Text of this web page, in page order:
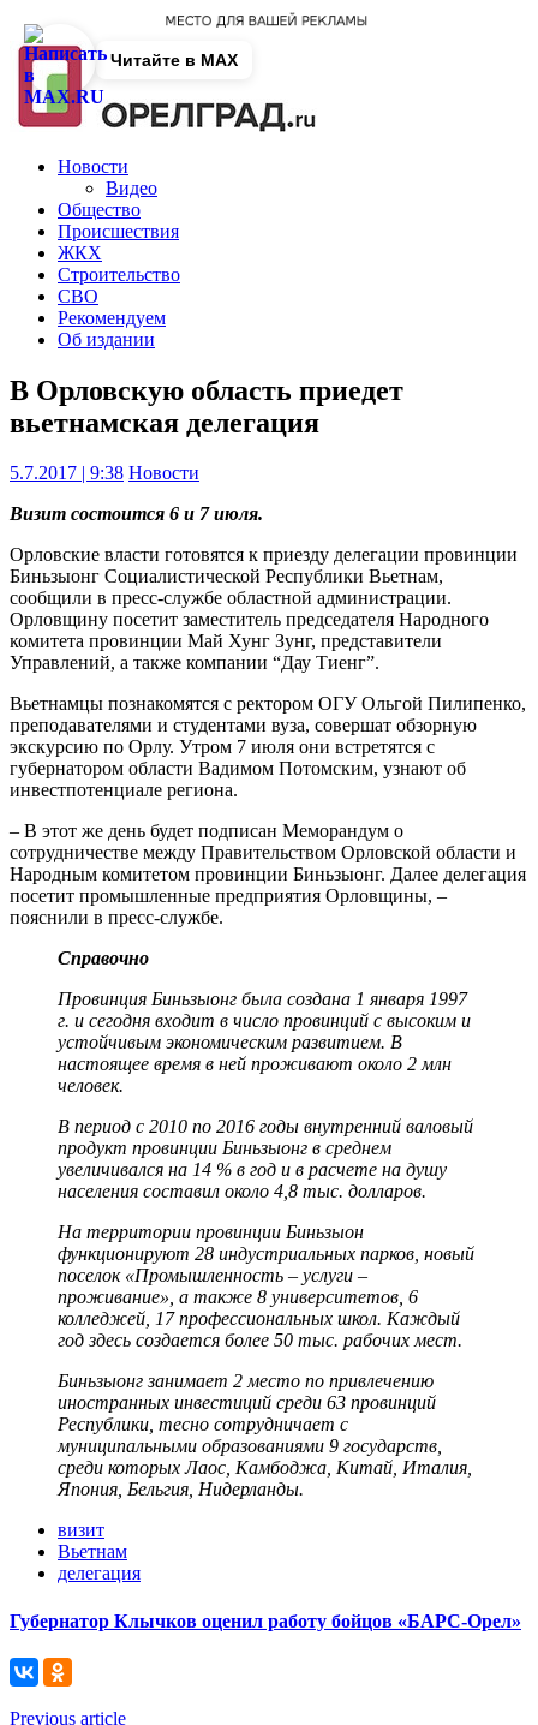
Новости
Видео
Общество
Происшествия
ЖКХ
Строительство
СВО
Рекомендуем
Об издании
В Орловскую область приедет
вьетнамская делегация
5.7.2017 | 9:38 Новости
Визит состоится 6 и 7 июля.
Орловские власти готовятся к приезду делегации провинции
Биньзыонг Социалистической Республики Вьетнам,
сообщили в пресс-службе областной администрации.
Орловщину посетит заместитель председателя Народного
комитета провинции Май Хунг Зунг, представители
Управлений, а также компании “Дау Тиенг”.
Вьетнамцы познакомятся с ректором ОГУ Ольгой Пилипенко,
преподавателями и студентами вуза, совершат обзорную
экскурсию по Орлу. Утром 7 июля они встретятся с
губернатором области Вадимом Потомским, узнают об
инвестпотенциале региона.
– В этот же день будет подписан Меморандум о
сотрудничестве между Правительством Орловской области и
Народным комитетом провинции Биньзыонг. Далее делегация
посетит промышленные предприятия Орловщины, –
пояснили в пресс-службе.
Справочно
Провинция Биньзыонг была создана 1 января 1997
г. и сегодня входит в число провинций с высоким и
устойчивым экономическим развитием. В
настоящее время в ней проживают около 2 млн
человек.
В период с 2010 по 2016 годы внутренний валовый
продукт провинции Биньзыонг в среднем
увеличивался на 14 % в год и в расчете на душу
населения составил около 4,8 тыс. долларов.
На территории провинции Биньзыон
функционируют 28 индустриальных парков, новый
поселок «Промышленность – услуги –
проживание», а также 8 университетов, 6
колледжей, 17 профессиональных школ. Каждый
год здесь создается более 50 тыс. рабочих мест.
Биньзыонг занимает 2 место по привлечению
иностранных инвестиций среди 63 провинций
Республики, тесно сотрудничает с
муниципальными образованиями 9 государств,
среди которых Лаос, Камбоджа, Китай, Италия,
Япония, Бельгия, Нидерланды.
визит
Вьетнам
делегация
Губернатор Клычков оценил работу бойцов «БАРС-Орел»
Previous article
Читайте в MAX